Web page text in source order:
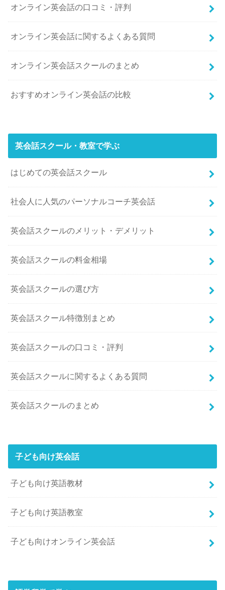
オンライン英会話の口コミ・評判
オンライン英会話に関するよくある質問
オンライン英会話スクールのまとめ
おすすめオンライン英会話の比較
英会話スクール・教室で学ぶ
はじめての英会話スクール
社会人に人気のパーソナルコーチ英会話
英会話スクールのメリット・デメリット
英会話スクールの料金相場
英会話スクールの選び方
英会話スクール特徴別まとめ
英会話スクールの口コミ・評判
英会話スクールに関するよくある質問
英会話スクールのまとめ
子ども向け英会話
子ども向け英語教材
子ども向け英語教室
子ども向けオンライン英会話